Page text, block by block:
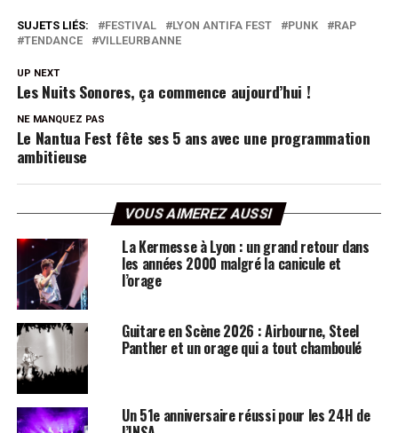
SUJETS LIÉS: FESTIVAL LYON ANTIFA FEST PUNK
RAP
TENDANCE
VILLEURBANNE
UP NEXT
Les Nuits Sonores, ça commence aujourd’hui !
NE MANQUEZ PAS
Le Nantua Fest fête ses 5 ans avec une programmation
ambitieuse
VOUS AIMEREZ AUSSI
La Kermesse à Lyon : un grand retour dans
les années 2000 malgré la canicule et
l’orage
Guitare en Scène 2026 : Airbourne, Steel
Panther et un orage qui a tout chamboulé
Un 51e anniversaire réussi pour les 24H de